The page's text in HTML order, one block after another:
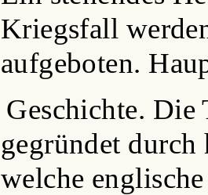
Kriegsfall
aufgeboten.
Geschichte.
gegründet
welche